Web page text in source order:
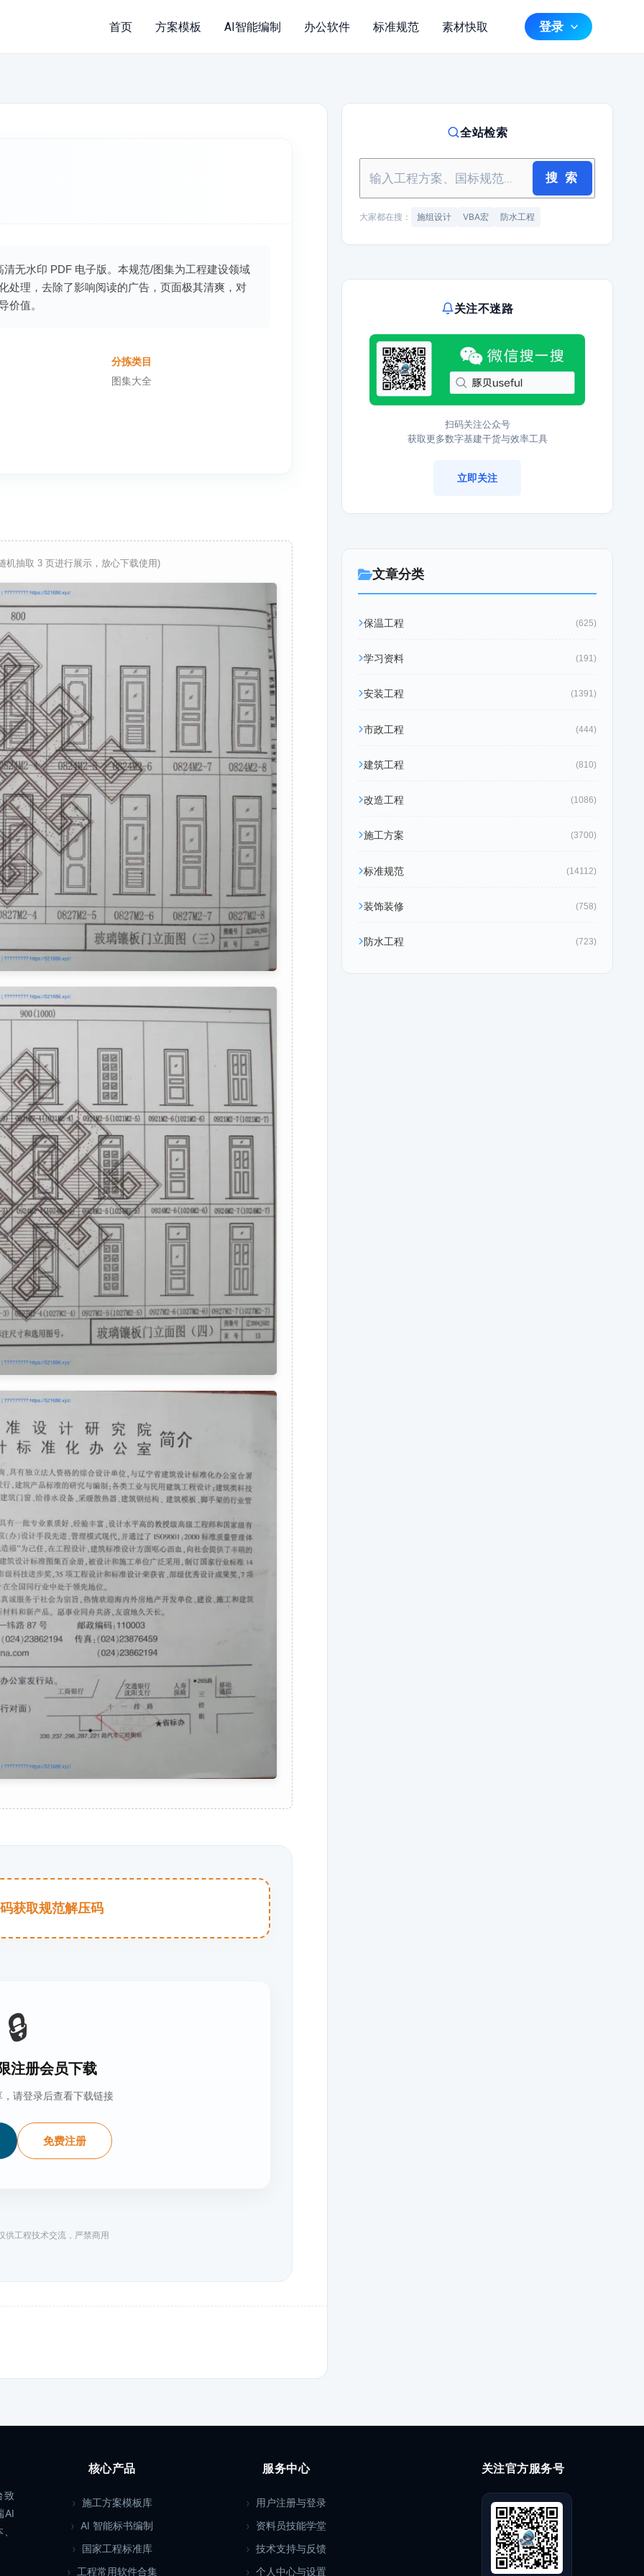
首页 方案模板 AI智能编制 办公软件 标准规范 素材快取 登录
无水印 PDF 电子版。本规范/图集为工程建设领域
处理，去除了影响阅读的广告，页面极其清爽，对
价值。
分拣类目
图集大全
机抽取 3 页进行展示，放心下载使用)
获取规范解压码
🔒
注册会员下载
请登录后查看下载链接
免费注册
供工程技术交流，严禁商用
全站检索
搜 索
大家都在搜： 施组设计 VBA宏 防水工程
关注不迷路
扫码关注公众号
获取更多数字基建干货与效率工具
立即关注
文章分类
保温工程 (625)
学习资料 (191)
安装工程 (1391)
市政工程 (444)
建筑工程 (810)
改造工程 (1086)
施工方案 (3700)
标准规范 (14112)
装饰装修 (758)
防水工程 (723)
致
AI
核心产品
施工方案模板库
AI 智能标书编制
国家工程标准库
工程常用软件合集
服务中心
用户注册与登录
资料员技能学堂
技术支持与反馈
个人中心与设置
关注官方服务号